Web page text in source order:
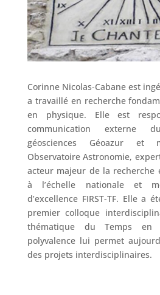
Corinne Nicolas-Cabane est
a travaillé en recherche
en physique. Elle est
communication externe
géosciences Géoazur et
Observatoire Astronomie,
acteur majeur de la recherche
à l’échelle nationale et
d’excellence FIRST-TF. Elle a
premier colloque
thématique du Temps
polyvalence lui permet
des projets interdisciplinaires.